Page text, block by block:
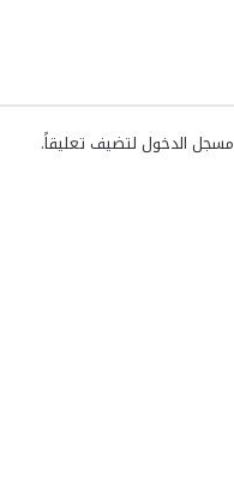
مسجل الدخول لتضيف تعليقاً.